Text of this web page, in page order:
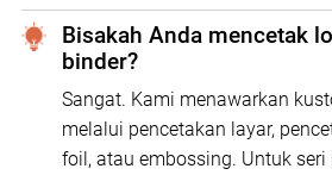
Bisakah Anda mencetak
binder?
Sangat. Kami menawarkan
melalui pencetakan layar,
foil, atau embossing. Untuk seri